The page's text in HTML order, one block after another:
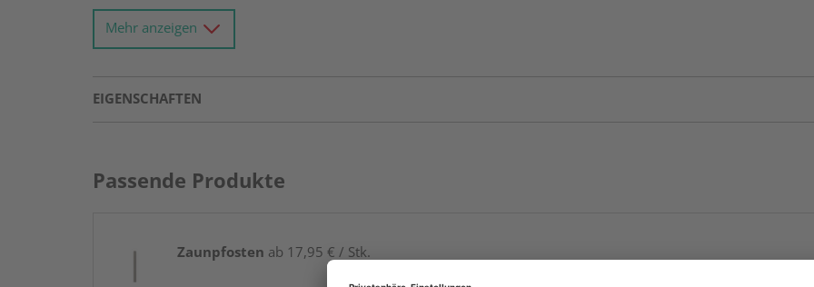
Mehr anzeigen
EIGENSCHAFTEN
Passende Produkte
Zaunpfosten ab 17,95 € / Stk.